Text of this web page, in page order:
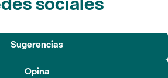
Sugerencias
Opina